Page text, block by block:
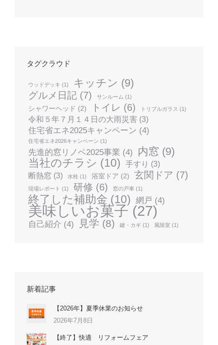
タグクラウド
ウッドデッキ (1) キッチン (9)
グルメ日記 (7) サンルーム (1)
シャワーヘッド (2) トイレ (6) トリプルガラス (1)
令和５年７月１４日の大雨災害 (3)
住宅省エネ2025キャンペーン (4)
住宅省エネ2026キャンペーン (1)
先進的窓リノベ2025事業 (4) 内窓 (9)
当社のチラシ (10) 手すり (3)
断熱窓 (3) 水栓 (1) 浴室ドア (2) 玄関ドア (7)
現場レポート (1) 研修 (6) 窓の戸車 (1)
終了した補助金 (10) 網戸 (4)
美味しいお菓子(27)
自己紹介 (4) 見学 (8) 鍵・カギ (1) 風除室 (1)
新着記事
【2026年】夏季休業のお知らせ
2026年7月8日
【終了】快適 リフォームフェア